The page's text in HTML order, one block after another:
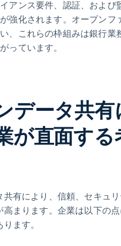
アンス要件、認証、および
強化されます。オープンフ
、これらの枠組みは銀行業
っています。
データ共有
が直面する
共有により、信頼、セキュ
高まります。企業は以下の
ます。